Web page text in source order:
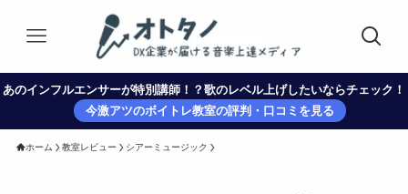
あのインフルエンサーが特別講師！？歌のレベル上げしたいならチェック！
今激アツのボイトレ教室の評判・口コミを見る
ホーム 教室レビュー シアーミュージック